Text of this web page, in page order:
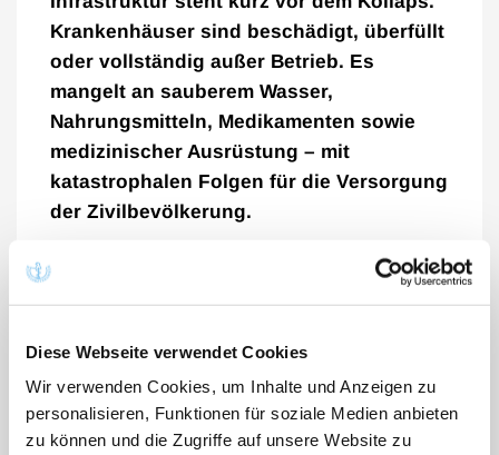
Diese Webseite verwendet Cookies
Wir verwenden Cookies, um Inhalte und Anzeigen zu
personalisieren, Funktionen für soziale Medien anbieten
zu können und die Zugriffe auf unsere Website zu
Krankenhäuser sind beschädigt, überfüllt
oder vollständig außer Betrieb. Es
mangelt an sauberem Wasser,
Nahrungsmitteln, Medikamenten sowie
medizinischer Ausrüstung – mit
katastrophalen Folgen für die Versorgung
der Zivilbevölkerung.
„Der Schutz medizinischer Einrichtungen, des
Personals und der Patientinnen und Patienten ist für
Hilfszentren, Gesundheitseinrichtungen und zivile
militärische Zwecke missbraucht werden“, erklärt
Bundesärztekammer-Präsident Dr. Klaus Reinhardt.